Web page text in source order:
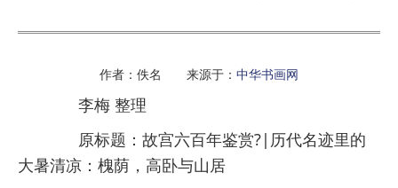
作者：佚名 来源于： 中华书画网
李梅 整理
原标题：故宫六百年鉴赏?|历代名迹里的
大暑清凉：槐荫，高卧与山居